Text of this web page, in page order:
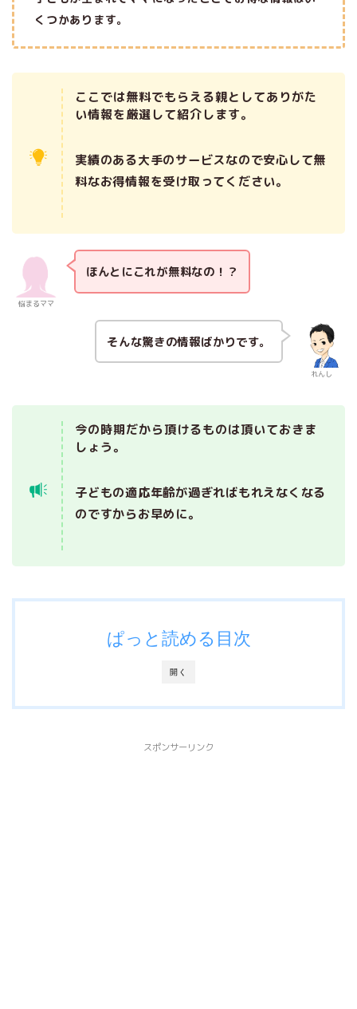
くつかあります。
ここでは無料でもらえる親としてありがた
い情報を厳選して紹介します。
実績のある大手のサービスなので安心して無
料なお得情報を受け取ってください。
悩まるママ
ほんとにこれが無料なの！？
れんし
そんな驚きの情報ばかりです。
今の時期だから頂けるものは頂いておきま
しょう。
子どもの適応年齢が過ぎればもれえなくなる
のですからお早めに。
開く
ぱっと読める目次
スポンサーリンク